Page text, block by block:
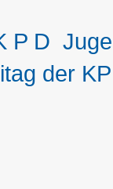
P D
der